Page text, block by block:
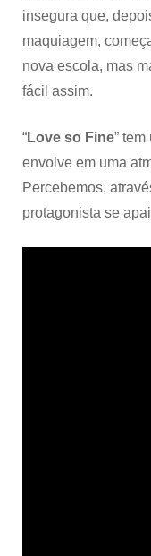
insegura que,
maquiagem,
nova escola, mas
fácil assim.
“Love so Fine”
envolve em uma
Percebemos,
protagonista se